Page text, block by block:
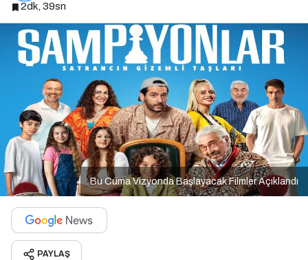
2dk, 39sn
Bu Cuma Vizyonda Başlayacak Filmler Açıklandı
PAYLAŞ